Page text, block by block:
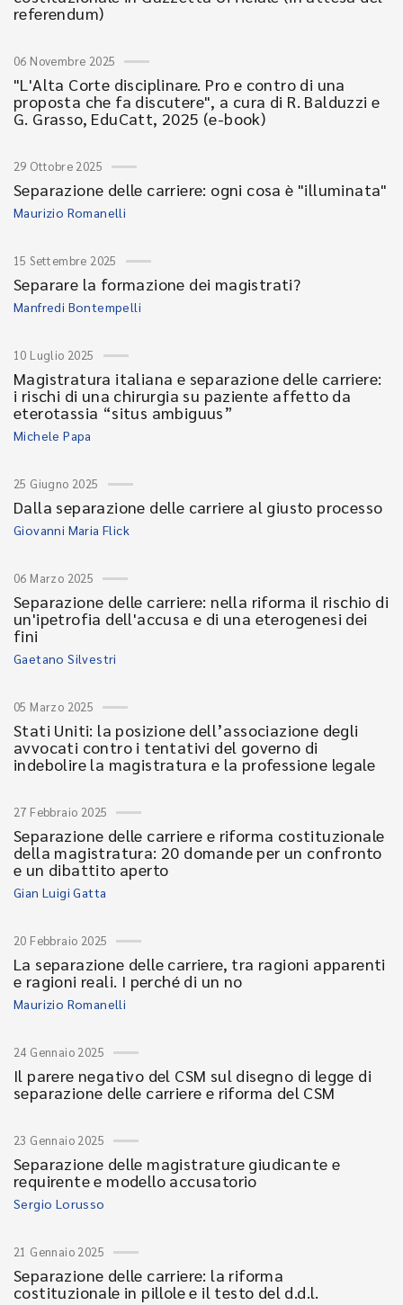
referendum)
06 Novembre 2025
"L'Alta Corte disciplinare. Pro e contro di una
proposta che fa discutere", a cura di R. Balduzzi e
G. Grasso, EduCatt, 2025 (e-book)
29 Ottobre 2025
Separazione delle carriere: ogni cosa è "illuminata"
Maurizio Romanelli
15 Settembre 2025
Separare la formazione dei magistrati?
Manfredi Bontempelli
10 Luglio 2025
Magistratura italiana e separazione delle carriere:
i rischi di una chirurgia su paziente affetto da
eterotassia “situs ambiguus”
Michele Papa
25 Giugno 2025
Dalla separazione delle carriere al giusto processo
Giovanni Maria Flick
06 Marzo 2025
Separazione delle carriere: nella riforma il rischio di
un'ipetrofia dell'accusa e di una eterogenesi dei
fini
Gaetano Silvestri
05 Marzo 2025
Stati Uniti: la posizione dell’associazione degli
avvocati contro i tentativi del governo di
indebolire la magistratura e la professione legale
27 Febbraio 2025
Separazione delle carriere e riforma costituzionale
della magistratura: 20 domande per un confronto
e un dibattito aperto
Gian Luigi Gatta
20 Febbraio 2025
La separazione delle carriere, tra ragioni apparenti
e ragioni reali. I perché di un no
Maurizio Romanelli
24 Gennaio 2025
Il parere negativo del CSM sul disegno di legge di
separazione delle carriere e riforma del CSM
23 Gennaio 2025
Separazione delle magistrature giudicante e
requirente e modello accusatorio
Sergio Lorusso
21 Gennaio 2025
Separazione delle carriere: la riforma
costituzionale in pillole e il testo del d.d.l.